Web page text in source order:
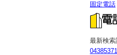
固定電話
最新検索